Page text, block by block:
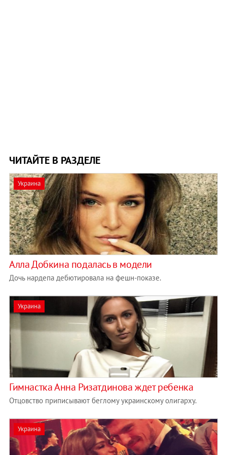
ЧИТАЙТЕ В РАЗДЕЛЕ
Украина
Алла Добкина подалась в модели
Дочь нардепа дебютировала на фешн-показе.
Украина
Гимнастка Анна Ризатдинова ждет ребенка
Отцовство приписывают беглому украинскому олигарху.
Украина